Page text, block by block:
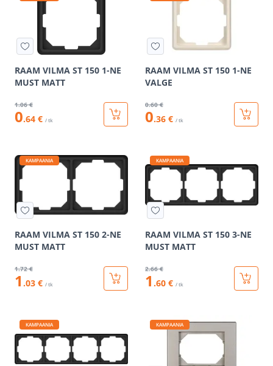
RAAM VILMA ST 150 1-NE
MUST MATT
1.06 €
0.64 € / tk
RAAM VILMA ST 150 1-NE
VALGE
0.60 €
0.36 € / tk
KAMPAANIA
RAAM VILMA ST 150 2-NE
MUST MATT
1.72 €
1 .03 € / tk
KAMPAANIA
RAAM VILMA ST 150 3-NE
MUST MATT
2.66 €
1 .60 € / tk
KAMPAANIA KAMPAANIA